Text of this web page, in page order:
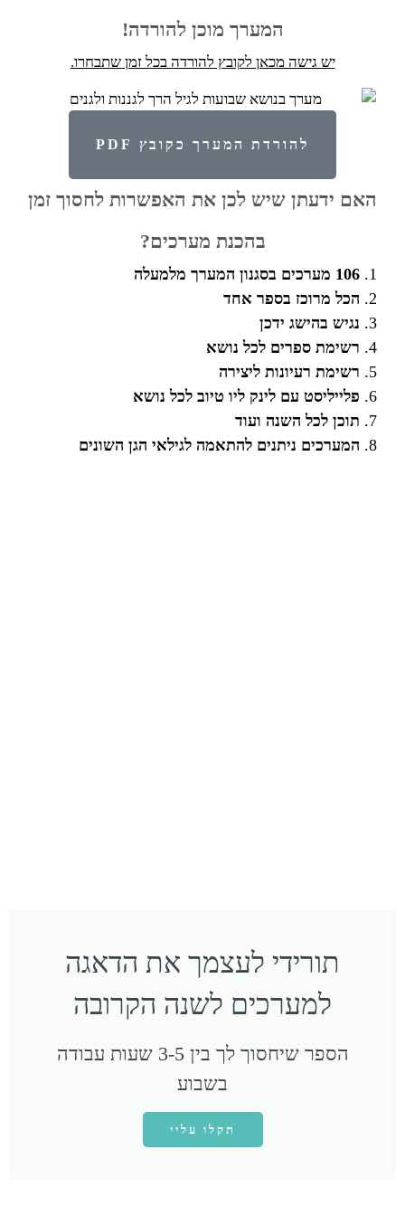
המערך מוכן להורדה!
יש גישה מכאן לקובץ להורדה בכל זמן שתבחרו.
להורדת המערך כקובץ PDF
האם ידעתן שיש לכן את האפשרות לחסוך זמן
בהכנת מערכים?
106 מערכים בסגנון המערך מלמעלה
הכל מרוכז בספר אחד
נגיש בהישג ידכן
רשימת ספרים לכל נושא
רשימת רעיונות ליצירה
פלייליסט עם לינק ליו טיוב לכל נושא
תוכן לכל השנה ועוד
המערכים ניתנים להתאמה לגילאי הגן השונים
תורידי לעצמך את הדאגה
למערכים לשנה הקרובה
הספר שיחסוך לך בין 3-5 שעות עבודה
בשבוע
תקלו עליי